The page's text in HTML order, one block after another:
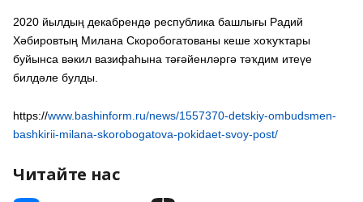
2020 йылдың декабрендә республика башлығы Радий
Хәбировтың Милана Скоробогатованы кеше хоҡуҡтары
буйынса вәкил вазифаһына тәғәйенләргә тәҡдим итеүе
билдәле булды.
https://www.bashinform.ru/news/1557370-detskiy-ombudsmen-
bashkirii-milana-skorobogatova-pokidaet-svoy-post/
Читайте нас